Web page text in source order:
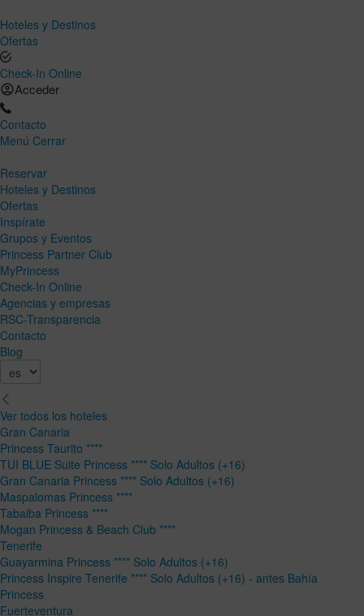
Hoteles y Destinos
Ofertas
Check-In Online
Acceder
Contacto
Menú Cerrar
Reservar
Hoteles y Destinos
Ofertas
Inspírate
Grupos y Eventos
Princess Partner Club
MyPrincess
Check-In Online
Agencias y empresas
RSC-Transparencia
Contacto
Blog
Ver todos los hoteles
Gran Canaria
Princess Taurito ****
TUI BLUE Suite Princess **** Solo Adultos (+16)
Gran Canaria Princess **** Solo Adultos (+16)
Maspalomas Princess ****
Tabaiba Princess ****
Mogan Princess & Beach Club ****
Tenerife
Guayarmina Princess **** Solo Adultos (+16)
Princess Inspire Tenerife **** Solo Adultos (+16) - antes Bahía
Princess
Fuerteventura